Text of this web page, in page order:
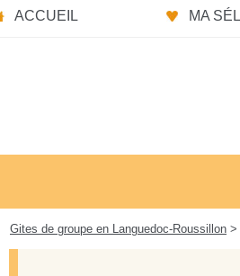
ACCUEIL MA
Gites de groupe en Languedoc-Roussillon >
cookies